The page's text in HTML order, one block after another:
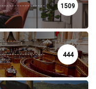
1509
444